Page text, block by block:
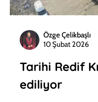
Özge Çelikbaşlı
10 Şubat 2026
Tarihi Redif
ediliyor